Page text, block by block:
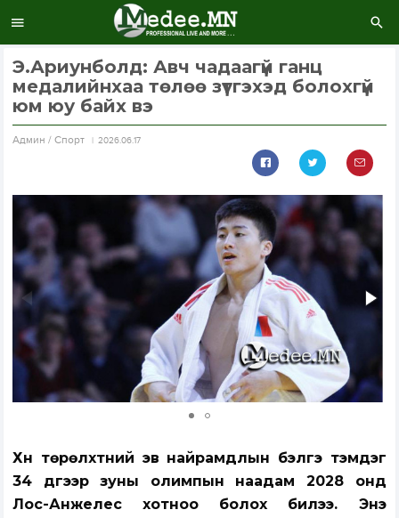
Э.Ариунболд: Авч чадаагүй ганц
медалийнхаа төлөө зүтгэхэд болохгүй
юм юу байх вэ
Aдмин / Спорт 2026.06.17
Хүн төрөлхтний эв найрамдлын бэлгэ тэмдэг
34 дүгээр зуны олимпын наадам 2028 онд
Лос-Анжелес хотноо болох билээ. Энэ